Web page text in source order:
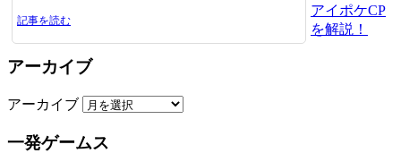
記事を読む
アイポケCP
を解説！
アーカイブ
アーカイブ
一発ゲームス